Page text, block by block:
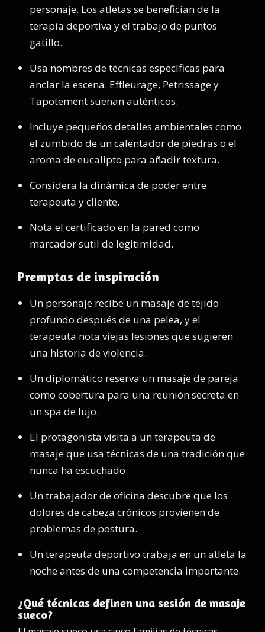
personaje. Los atletas se benefician de la
terapia deportiva y el trabajo de puntos
gatillo.
Usa nombres de técnicas específicas para
anclar la escena. Effleurage, Petrissage y
Tapotement suenan auténticos.
Incluye pequeños detalles ambientales como
el zumbido de un calentador de piedras o el
aroma de eucalipto para añadir textura.
Considera la dinámica de poder entre
terapeuta y cliente.
Nota el certificado en la pared como
marcador sutil de legitimidad.
Premptas de inspiración
Un personaje recibe un masaje de tejido
profundo después de una pelea, y el
terapeuta nota viejas lesiones que sugieren
una historia de violencia.
Un diplomático reserva un masaje de pareja
como cobertura para una reunión secreta en
un spa de lujo.
El protagonista visita a un terapeuta de
masaje que usa técnicas de una tradición que
nunca ha escuchado.
Un trabajador de oficina descubre que los
dolores de cabeza crónicos provienen de
problemas de postura.
Un terapeuta deportivo trabaja en un atleta la
noche antes de una competencia importante.
¿Qué técnicas definen una sesión de masaje
sueco?